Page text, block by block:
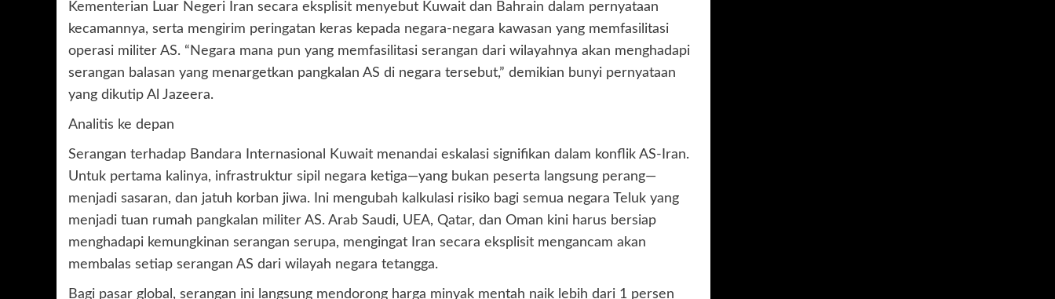
Kementerian Luar Negeri Iran secara eksplisit menyebut Kuwait dan Bahrain dalam pernyataan
kecamannya, serta mengirim peringatan keras kepada negara-negara kawasan yang memfasilitasi
operasi militer AS. “Negara mana pun yang memfasilitasi serangan dari wilayahnya akan menghadapi
serangan balasan yang menargetkan pangkalan AS di negara tersebut,” demikian bunyi pernyataan
yang dikutip Al Jazeera.
Analitis ke depan
Serangan terhadap Bandara Internasional Kuwait menandai eskalasi signifikan dalam konflik AS-Iran.
Untuk pertama kalinya, infrastruktur sipil negara ketiga—yang bukan peserta langsung perang—
menjadi sasaran, dan jatuh korban jiwa. Ini mengubah kalkulasi risiko bagi semua negara Teluk yang
menjadi tuan rumah pangkalan militer AS. Arab Saudi, UEA, Qatar, dan Oman kini harus bersiap
menghadapi kemungkinan serangan serupa, mengingat Iran secara eksplisit mengancam akan
membalas setiap serangan AS dari wilayah negara tetangga.
Bagi pasar global, serangan ini langsung mendorong harga minyak mentah naik lebih dari 1 persen